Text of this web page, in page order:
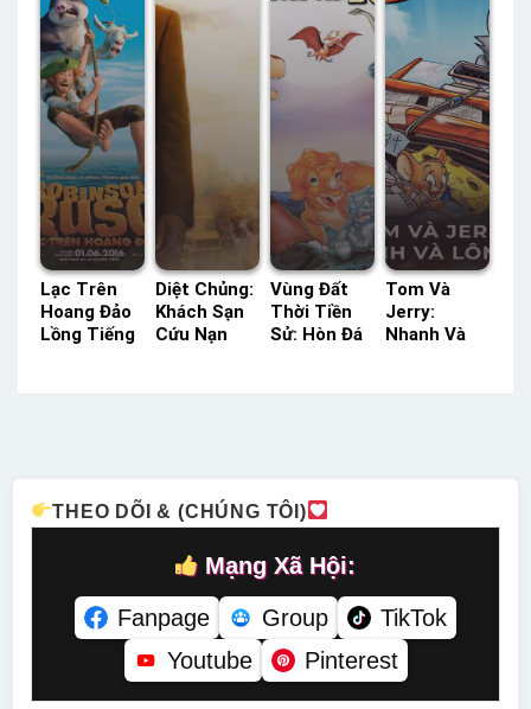
Lạc Trên
Hoang Đảo
Lồng Tiếng
Diệt Chủng:
Khách Sạn
Cứu Nạn
Vùng Đất
Thời Tiền
Sử: Hòn Đá
Tom Và
Jerry:
Nhanh Và
THEO DÕI & (CHÚNG TÔI)
Mạng Xã Hội:
Fanpage
Group
TikTok
Youtube
Pinterest